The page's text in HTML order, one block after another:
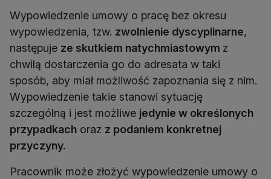
Wypowiedzenie umowy o pracę bez okresu
wypowiedzenia, tzw. zwolnienie dyscyplinarne,
następuje ze skutkiem natychmiastowym z
chwilą dostarczenia go do adresata w taki
sposób, aby miał możliwość zapoznania się z nim.
Wypowiedzenie takie stanowi sytuację
szczególną i jest możliwe jedynie w określonych
przypadkach oraz z podaniem konkretnej
przyczyny.
Pracownik może złożyć wypowiedzenie umowy o